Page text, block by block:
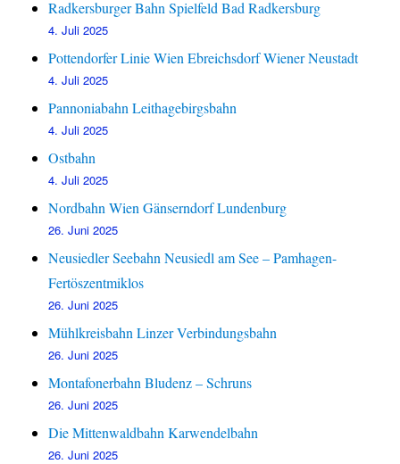
Radkersburger Bahn Spielfeld Bad Radkersburg
4. Juli 2025
Pottendorfer Linie Wien Ebreichsdorf Wiener Neustadt
4. Juli 2025
Pannoniabahn Leithagebirgsbahn
4. Juli 2025
Ostbahn
4. Juli 2025
Nordbahn Wien Gänserndorf Lundenburg
26. Juni 2025
Neusiedler Seebahn Neusiedl am See – Pamhagen-
Fertöszentmiklos
26. Juni 2025
Mühlkreisbahn Linzer Verbindungsbahn
26. Juni 2025
Montafonerbahn Bludenz – Schruns
26. Juni 2025
Die Mittenwaldbahn Karwendelbahn
26. Juni 2025